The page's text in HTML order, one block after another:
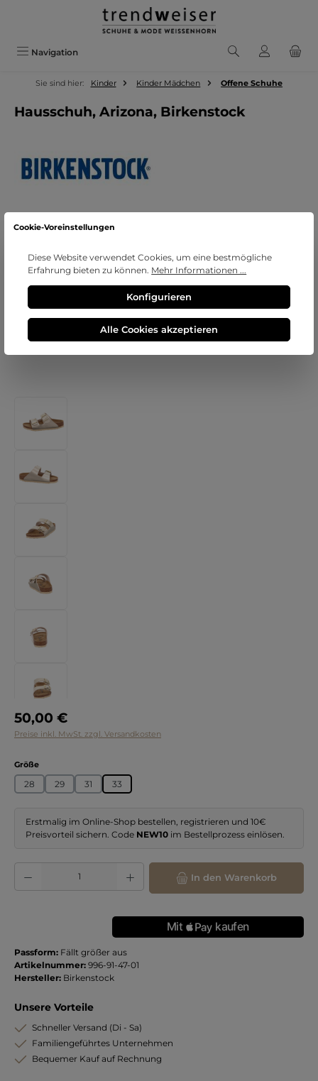
Zum Hauptinhalt springen
Navigation
Sie sind hier: Kinder Kinder Mädchen Offene Schuhe
Hausschuh, Arizona, Birkenstock
Regulärer Preis:
50,00 €
Preise inkl. MwSt. zzgl. Versandkosten
Größeauswählen
28 29 31 33
Erstmalig im Online-Shop bestellen, registrieren und 10€
Preisvorteil sichern. Code NEW10 im Bestellprozess einlösen.
Produkt Anzahl: Gib den gewünschten Wert ein oder benutze die
In den Warenkorb
Passform: Fällt größer aus
Artikelnummer: 996-91-47-01
Hersteller: Birkenstock
Unsere Vorteile
Schneller Versand (Di - Sa)
Familiengeführtes Unternehmen
Bequemer Kauf auf Rechnung
Cookie-Voreinstellungen
Diese Website verwendet Cookies, um eine bestmögliche
Erfahrung bieten zu können. Mehr Informationen ...
Konfigurieren
Alle Cookies akzeptieren